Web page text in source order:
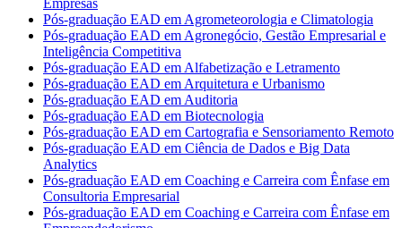
Empresas
Pós-graduação EAD em Agrometeorologia e Climatologia
Pós-graduação EAD em Agronegócio, Gestão Empresarial e
Inteligência Competitiva
Pós-graduação EAD em Alfabetização e Letramento
Pós-graduação EAD em Arquitetura e Urbanismo
Pós-graduação EAD em Auditoria
Pós-graduação EAD em Biotecnologia
Pós-graduação EAD em Cartografia e Sensoriamento Remoto
Pós-graduação EAD em Ciência de Dados e Big Data
Analytics
Pós-graduação EAD em Coaching e Carreira com Ênfase em
Consultoria Empresarial
Pós-graduação EAD em Coaching e Carreira com Ênfase em